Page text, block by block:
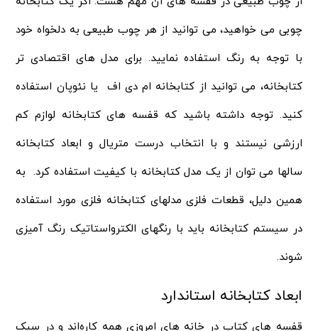
چوبی می خواهید، می توانید از هر چوب طبیعی به دلخواه خود
با توجه به رنگ استفاده نمایید. برای مدل های اقتصادی تر
کتابخانه، می توانید از کتابخانه ام دی اف یا نئوپان استفاده
کنید. توجه داشته باشید که قفسه های کتابخانه لوازم کم
ارزشی نیستند و با انتخاب درست متریال و ابعاد کتابخانه
سالها می توان از یک مدل کتابخانه با کیفیت استفاده کرد. به
همین دلیل، قطعات فلزی مدلهای کتابخانه فلزی مورد استفاده
در سیستم کتابخانه باید با رنگهای الکترواستاتیک رنگ آمیزی
شوند.
ابعاد کتابخانه استاندارد
قفسه‌ های کتاب در خانه‌ های امروزی همه کاره‌اند و در سبک